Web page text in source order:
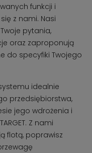
funkcji i
z nami. Nasi
pytania,
oraz zaproponują
do specyfiki Twojego
idealnie
przedsiębiorstwa,
jego wdrożenia i
Z nami
flotą, poprawisz